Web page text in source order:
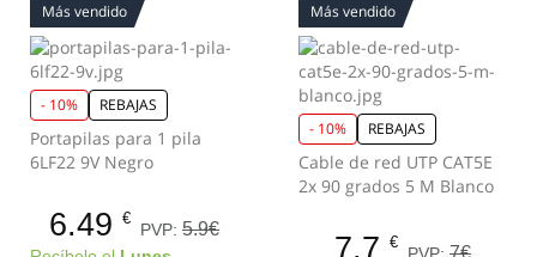
Más vendido
- 10% REBAJAS
Portapilas para 1 pila
6LF22 9V Negro
6.49 €
PVP: 5.9€
Más vendido
- 10% REBAJAS
Cable de red UTP CAT5E
2x 90 grados 5 M Blanco
7.7 €
7€